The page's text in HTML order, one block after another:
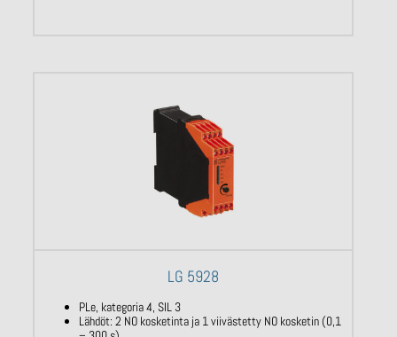
LG 5928
PLe, kategoria 4, SIL 3
Lähdöt: 2 NO kosketinta ja 1 viivästetty NO kosketin (0,1